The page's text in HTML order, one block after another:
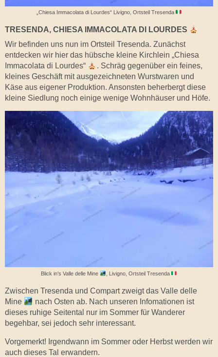
„Chiesa Immacolata di Lourdes“ Livigno, Ortsteil Tresenda
TRESENDA, CHIESA IMMACOLATA DI LOURDES
Wir befinden uns nun im Ortsteil Tresenda. Zunächst
entdecken wir hier das hübsche kleine Kirchlein „Chiesa
Immacolata di Lourdes“
. Schräg gegenüber ein feines,
kleines Geschäft mit ausgezeichneten Wurstwaren und
Käse aus eigener Produktion. Ansonsten beherbergt diese
kleine Siedlung noch einige wenige Wohnhäuser und Höfe.
Blick in’s Valle delle Mine , Livigno, Ortsteil Tresenda
Zwischen Tresenda und Compart zweigt das Valle delle
Mine
nach Osten ab. Nach unseren Infomationen ist
dieses ruhige Seitental nur im Sommer für Wanderer
begehbar, sei jedoch sehr interessant.
Vorgemerkt! Irgendwann im Sommer oder Herbst werden wir
auch dieses Tal erwandern.